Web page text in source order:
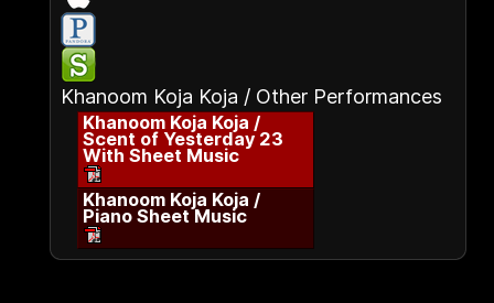
Khanoom Koja Koja / Other Performances
Khanoom Koja Koja /
Scent of Yesterday 23
With Sheet Music
Khanoom Koja Koja /
Piano Sheet Music